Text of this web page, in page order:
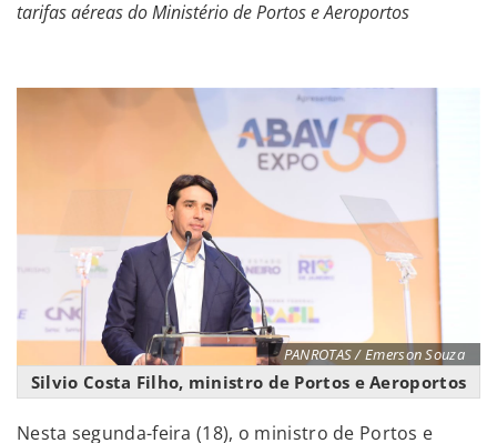
tarifas aéreas do Ministério de Portos e Aeroportos
PANROTAS / Emerson Souza
Silvio Costa Filho, ministro de Portos e Aeroportos
Nesta segunda-feira (18), o ministro de Portos e